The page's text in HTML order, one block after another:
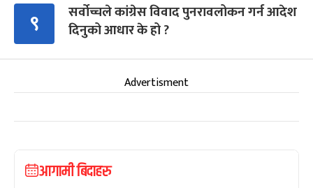
९
सर्वोच्चले कांग्रेस विवाद पुनरावलोकन गर्न आदेश
दिनुको आधार के हो ?
Advertisment
आगामी बिदाहरु